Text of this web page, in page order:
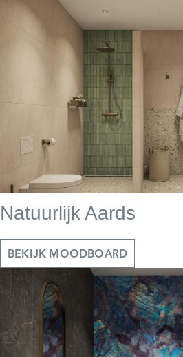
Natuurlijk Aards
BEKIJK MOODBOARD